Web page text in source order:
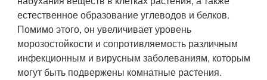
естественное образование углеводов и белков.
Помимо этого, он увеличивает уровень
морозостойкости и сопротивляемость различным
инфекционным и вирусным заболеваниям, которым
могут быть подвержены комнатные растения.